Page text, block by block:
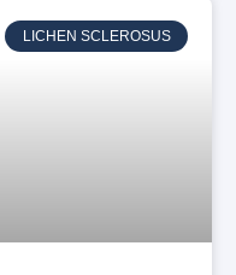
LICHEN SCLEROSUS